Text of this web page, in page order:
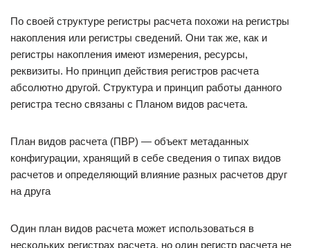
По своей структуре регистры расчета похожи на регистры
накопления или регистры сведений. Они так же, как и
регистры накопления имеют измерения, ресурсы,
реквизиты. Но принцип действия регистров расчета
абсолютно другой. Структура и принцип работы данного
регистра тесно связаны с Планом видов расчета.
План видов расчета (ПВР) — объект метаданных
конфигурации, хранящий в себе сведения о типах видов
расчетов и определяющий влияние разных расчетов друг
на друга
Один план видов расчета может использоваться в
нескольких регистрах расчета, но один регистр расчета не